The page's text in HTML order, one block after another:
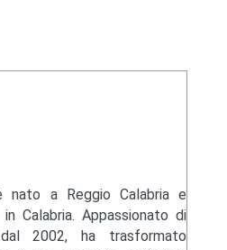
nato a Reggio Calabria e
Calabria. Appassionato di
2002, ha trasformato